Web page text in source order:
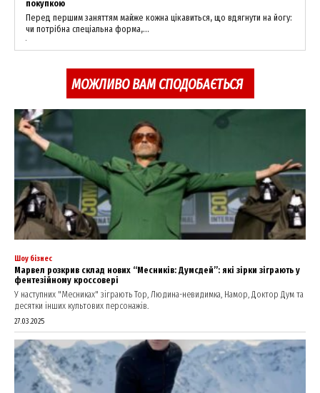
SUBSCRIBE NOW
Company
About
Contact us
My account
покупкою
Перед першим заняттям майже кожна цікавиться, що вдягнути на йогу:
чи потрібна спеціальна форма,...
МОЖЛИВО ВАМ СПОДОБАЄТЬСЯ
Шоу бізнес
Марвел розкрив склад нових “Месників: Думсдей”: які зірки зіграють у
фентезійному кроссовері
У наступних "Месниках" зіграють Тор, Людина-невидимка, Намор, Доктор Дум та
десятки інших культових персонажів.
27.03.2025